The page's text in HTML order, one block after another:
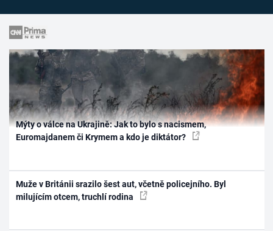
Mýty o válce na Ukrajině: Jak to bylo s nacismem,
Euromajdanem či Krymem a kdo je diktátor?
Muže v Británii srazilo šest aut, včetně policejního. Byl
milujícím otcem, truchlí rodina